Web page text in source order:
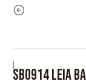
|
SB0914 LEIA